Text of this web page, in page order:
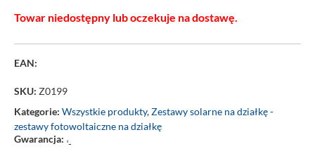
Towar niedostępny lub oczekuje na dostawę.
EAN:
SKU: Z0199
Kategorie: Wszystkie produkty,Zestawy solarne na działkę -
zestawy fotowoltaiczne na działkę
Gwarancja: ‘-